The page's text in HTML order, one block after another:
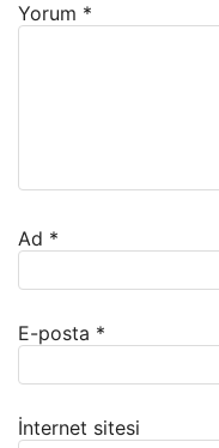
Yorum *
Ad *
E-posta *
İnternet sitesi